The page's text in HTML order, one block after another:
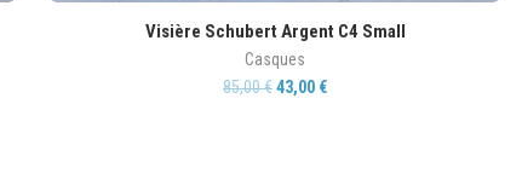
Visière Schubert Argent C4 Small
Casques
85,00€43,00 €